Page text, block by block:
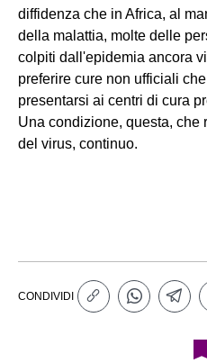
diffidenza che in Africa, al
della malattia, molte delle
colpiti dall'epidemia ancora
preferire cure non ufficiali
presentarsi ai centri di cura
Una condizione, questa,
del virus, continuo.
CONDIVIDI